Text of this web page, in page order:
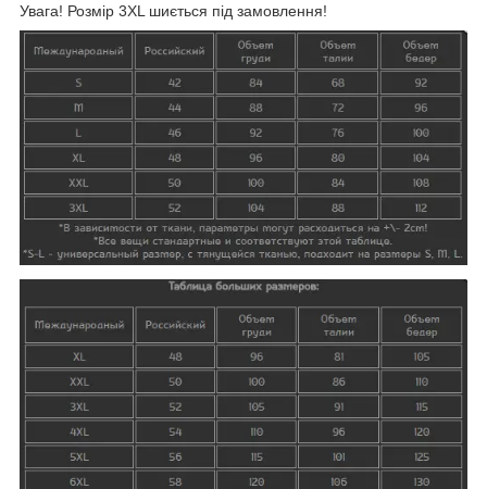
Увага! Розмір 3XL шиється під замовлення!